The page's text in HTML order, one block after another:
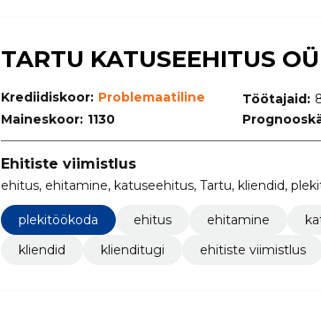
TARTU KATUSEEHITUS OÜ
Krediidiskoor: Problemaatiline
Maineskoor: 1130
Töötajaid:
Ehitiste viimistlus
ehitus, ehitamine, katuseehitus, Tartu, kliendid,
plekitöökoda ehitus ehitamine
kliendid
klienditugi ehitiste viimistlus